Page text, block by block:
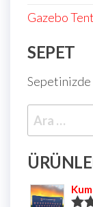
Gazebo
SEPET
Sepetinizde